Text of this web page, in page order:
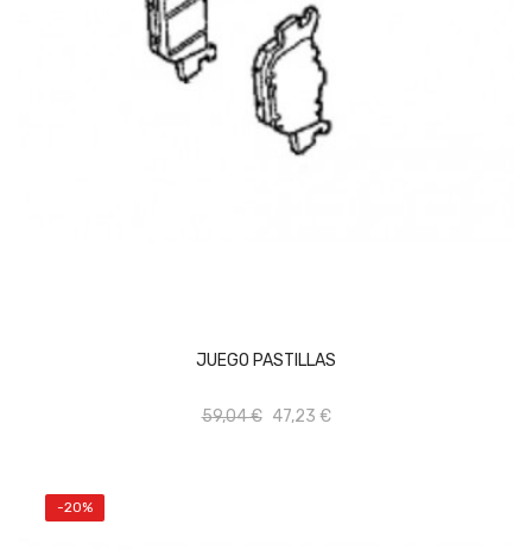
JUEGO PASTILLAS
59,04 € 47,23 €
-20%